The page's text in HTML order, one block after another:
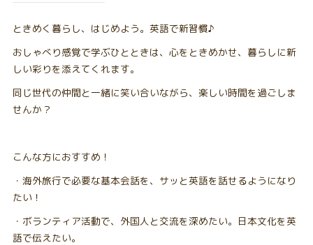
ときめく暮らし、はじめよう。英語で新習慣♪
おしゃべり感覚で学ぶひとときは、心をときめかせ、暮らしに新
しい彩りを添えてくれます。
同じ世代の仲間と一緒に笑い合いながら、楽しい時間を過ごしま
せんか？
こんな方におすすめ！
・海外旅行で必要な基本会話を、サッと英語を話せるようになり
たい！
・ボランティア活動で、外国人と交流を深めたい。日本文化を英
語で伝えたい。